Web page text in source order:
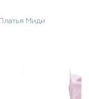
Платья Миди